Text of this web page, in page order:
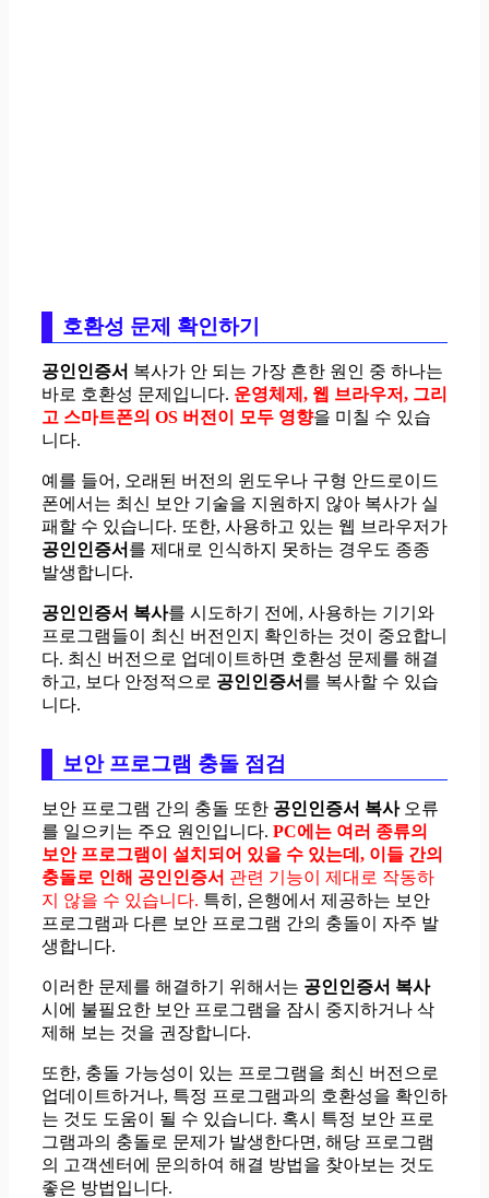
호환성 문제 확인하기
공인인증서 복사가 안 되는 가장 흔한 원인 중 하나는
바로 호환성 문제입니다. 운영체제, 웹 브라우저, 그리
고 스마트폰의 OS 버전이 모두 영향을 미칠 수 있습
니다.
예를 들어, 오래된 버전의 윈도우나 구형 안드로이드
폰에서는 최신 보안 기술을 지원하지 않아 복사가 실
패할 수 있습니다. 또한, 사용하고 있는 웹 브라우저가
공인인증서 를 제대로 인식하지 못하는 경우도 종종
발생합니다.
공인인증서 복사를 시도하기 전에, 사용하는 기기와
프로그램들이 최신 버전인지 확인하는 것이 중요합니
다. 최신 버전으로 업데이트하면 호환성 문제를 해결
하고, 보다 안정적으로 공인인증서 를 복사할 수 있습
니다.
보안 프로그램 충돌 점검
보안 프로그램 간의 충돌 또한 공인인증서 복사오류
를 일으키는 주요 원인입니다. PC에는 여러 종류의
보안 프로그램이 설치되어 있을 수 있는데, 이들 간의
충돌로 인해 공인인증서 관련 기능이 제대로 작동하
지 않을 수 있습니다. 특히, 은행에서 제공하는 보안
프로그램과 다른 보안 프로그램 간의 충돌이 자주 발
생합니다.
이러한 문제를 해결하기 위해서는 공인인증서 복사
시에 불필요한 보안 프로그램을 잠시 중지하거나 삭
제해 보는 것을 권장합니다.
또한, 충돌 가능성이 있는 프로그램을 최신 버전으로
업데이트하거나, 특정 프로그램과의 호환성을 확인하
는 것도 도움이 될 수 있습니다. 혹시 특정 보안 프로
그램과의 충돌로 문제가 발생한다면, 해당 프로그램
의 고객센터에 문의하여 해결 방법을 찾아보는 것도
좋은 방법입니다.